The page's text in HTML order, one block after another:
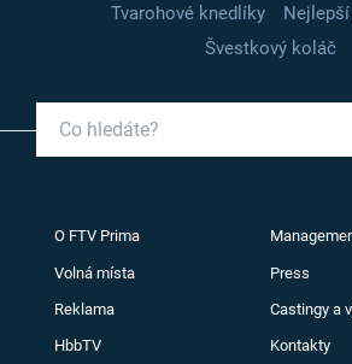
Tvarohové knedlíky
Švestkový koláč
O FTV Prima
Volná místa Press
Reklama Castingy a
HbbTV Kontakty